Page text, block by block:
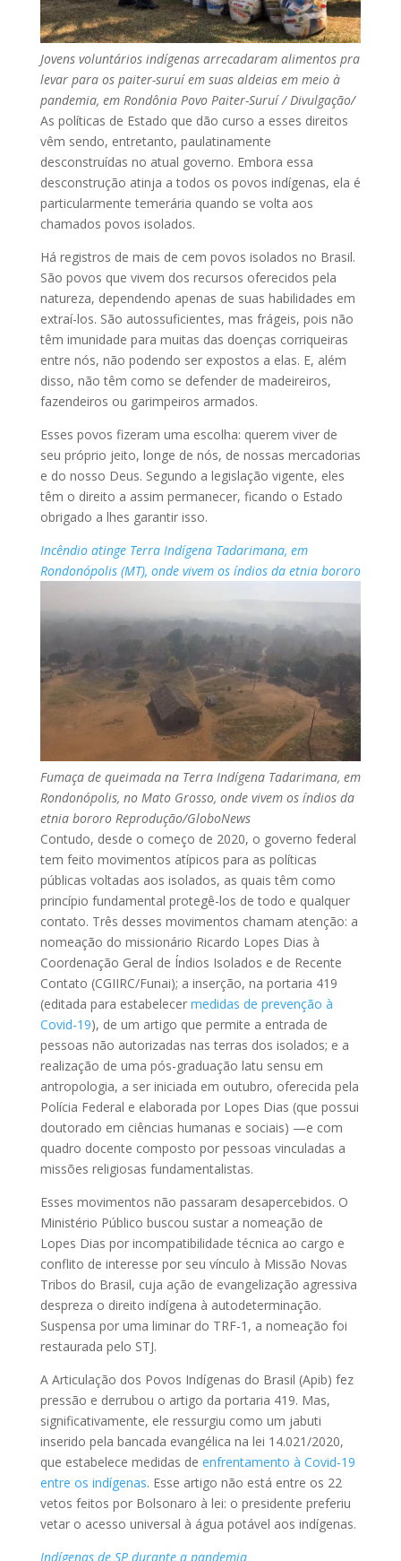
Jovens voluntários indígenas arrecadaram alimentos pra
levar para os paiter-suruí em suas aldeias em meio à
pandemia, em Rondônia Povo Paiter-Suruí / Divulgação/
As políticas de Estado que dão curso a esses direitos
vêm sendo, entretanto, paulatinamente
desconstruídas no atual governo. Embora essa
desconstrução atinja a todos os povos indígenas, ela é
particularmente temerária quando se volta aos
chamados povos isolados.
Há registros de mais de cem povos isolados no Brasil.
São povos que vivem dos recursos oferecidos pela
natureza, dependendo apenas de suas habilidades em
extraí-los. São autossuficientes, mas frágeis, pois não
têm imunidade para muitas das doenças corriqueiras
entre nós, não podendo ser expostos a elas. E, além
disso, não têm como se defender de madeireiros,
fazendeiros ou garimpeiros armados.
Esses povos fizeram uma escolha: querem viver de
seu próprio jeito, longe de nós, de nossas mercadorias
e do nosso Deus. Segundo a legislação vigente, eles
têm o direito a assim permanecer, ficando o Estado
obrigado a lhes garantir isso.
Incêndio atinge Terra Indígena Tadarimana, em
Rondonópolis (MT), onde vivem os índios da etnia bororo
Fumaça de queimada na Terra Indígena Tadarimana, em
Rondonópolis, no Mato Grosso, onde vivem os índios da
etnia bororo Reprodução/GloboNews
Contudo, desde o começo de 2020, o governo federal
tem feito movimentos atípicos para as políticas
públicas voltadas aos isolados, as quais têm como
princípio fundamental protegê-los de todo e qualquer
contato. Três desses movimentos chamam atenção: a
nomeação do missionário Ricardo Lopes Dias à
Coordenação Geral de Índios Isolados e de Recente
Contato (CGIIRC/Funai); a inserção, na portaria 419
(editada para estabelecer medidas de prevenção à
Covid-19), de um artigo que permite a entrada de
pessoas não autorizadas nas terras dos isolados; e a
realização de uma pós-graduação latu sensu em
antropologia, a ser iniciada em outubro, oferecida pela
Polícia Federal e elaborada por Lopes Dias (que possui
doutorado em ciências humanas e sociais) —e com
quadro docente composto por pessoas vinculadas a
missões religiosas fundamentalistas.
Esses movimentos não passaram desapercebidos. O
Ministério Público buscou sustar a nomeação de
Lopes Dias por incompatibilidade técnica ao cargo e
conflito de interesse por seu vínculo à Missão Novas
Tribos do Brasil, cuja ação de evangelização agressiva
despreza o direito indígena à autodeterminação.
Suspensa por uma liminar do TRF-1, a nomeação foi
restaurada pelo STJ.
A Articulação dos Povos Indígenas do Brasil (Apib) fez
pressão e derrubou o artigo da portaria 419. Mas,
significativamente, ele ressurgiu como um jabuti
inserido pela bancada evangélica na lei 14.021/2020,
que estabelece medidas de enfrentamento à Covid-19
entre os indígenas. Esse artigo não está entre os 22
vetos feitos por Bolsonaro à lei: o presidente preferiu
vetar o acesso universal à água potável aos indígenas.
Indígenas de SP durante a pandemia